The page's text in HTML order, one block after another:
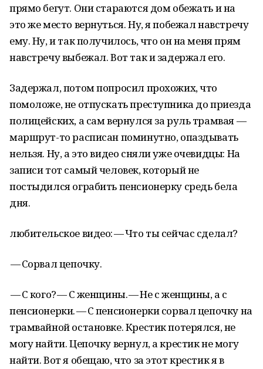
прямо бегут. Они стараются дом обежать и на
это же место вернуться. Ну, я побежал навстречу
ему. Ну, и так получилось, что он на меня прям
навстречу выбежал. Вот так и задержал его.
Задержал, потом попросил прохожих, что
помоложе, не отпускать преступника до приезда
полицейских, а сам вернулся за руль трамвая —
маршрут-то расписан поминутно, опаздывать
нельзя. Ну, а это видео сняли уже очевидцы: На
записи тот самый человек, который не
постыдился ограбить пенсионерку средь бела
дня.
любительское видео: — Что ты сейчас сделал?
— Сорвал цепочку.
— С кого? — С женщины. — Не с женщины, а с
пенсионерки. — С пенсионерки сорвал цепочку на
трамвайной остановке. Крестик потерялся, не
могу найти. Цепочку вернул, а крестик не могу
найти. Вот я обещаю, что за этот крестик я в